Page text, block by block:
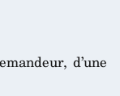
d’une